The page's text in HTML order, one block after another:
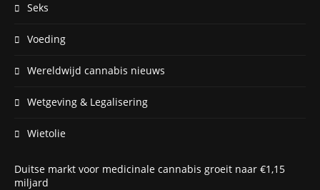
Seks
Voeding
Wereldwijd cannabis nieuws
Wetgeving & Legalisering
Wietolie
Duitse markt voor medicinale cannabis groeit naar €1,15
miljard